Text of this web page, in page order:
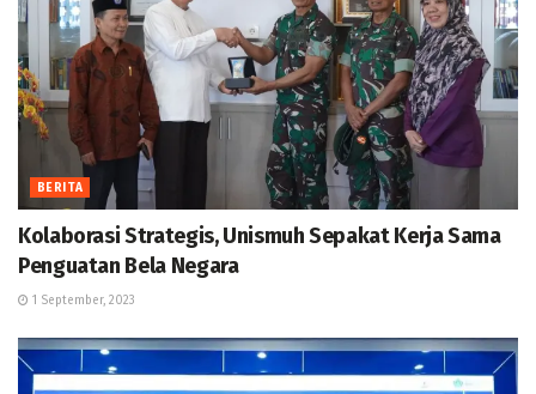
BERITA
Kolaborasi Strategis, Unismuh Sepakat Kerja Sama
Penguatan Bela Negara
1 September, 2023